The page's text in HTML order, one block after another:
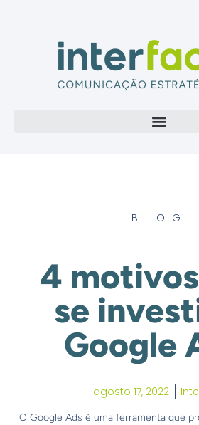
BLOG
4
se
Google
agosto 17, 2022
O Google Ads é uma ferramenta que